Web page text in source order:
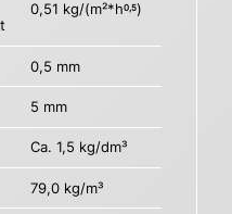
0,51 kg/(m²*h0,5)
0,5 mm
5 mm
Ca. 1,5 kg/dm³
79,0 kg/m³